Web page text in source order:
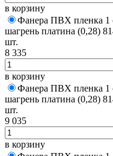
в корзину
Фанера ПВХ пленка 1
шагрень платина (0,28)
шт.
8 335
в корзину
Фанера ПВХ пленка 1
шагрень платина (0,28)
шт.
9 035
в корзину